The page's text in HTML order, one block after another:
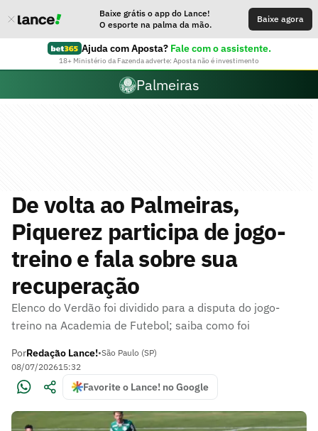
Baixe grátis o app do Lance!
O esporte na palma da mão.
Baixe agora
Ajuda com Aposta? Fale com o assistente.
18+ Ministério da Fazenda adverte: Aposta não é investimento
Palmeiras
De volta ao Palmeiras,
Piquerez participa de jogo-
treino e fala sobre sua
recuperação
Elenco do Verdão foi dividido para a disputa do jogo-
treino na Academia de Futebol; saiba como foi
PorRedação Lance!•São Paulo (SP)
08/07/202615:32
Favorite o Lance! no Google